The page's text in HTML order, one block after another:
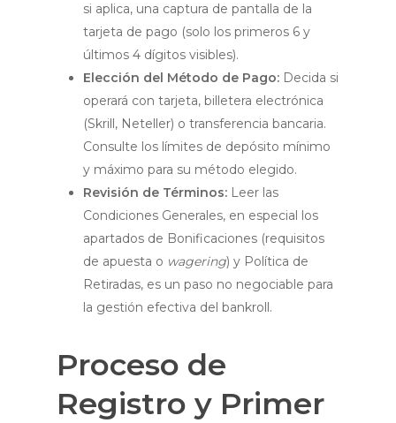
si aplica, una captura de pantalla de la
tarjeta de pago (solo los primeros 6 y
últimos 4 dígitos visibles).
Elección del Método de Pago: Decida si
operará con tarjeta, billetera electrónica
(Skrill, Neteller) o transferencia bancaria.
Consulte los límites de depósito mínimo
y máximo para su método elegido.
Revisión de Términos: Leer las
Condiciones Generales, en especial los
apartados de Bonificaciones (requisitos
de apuesta o wagering) y Política de
Retiradas, es un paso no negociable para
la gestión efectiva del bankroll.
Proceso de
Registro y Primer